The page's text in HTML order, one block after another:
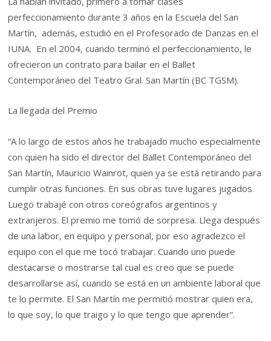
perfeccionamiento durante 3 años en la Escuela del San
Martín, además, estudió en el Profesorado de Danzas en el
IUNA. En el 2004, cuando terminó el perfeccionamiento, le
ofrecieron un contrato para bailar en el Ballet
Contemporáneo del Teatro Gral. San Martín (BC TGSM).
La llegada del Premio
“A lo largo de estos años he trabajado mucho especialmente
con quien ha sido el director del Ballet Contemporáneo del
San Martín, Mauricio Wainrot, quien ya se está retirando para
cumplir otras funciones. En sus obras tuve lugares jugados.
Luego trabajé con otros coreógrafos argentinos y
extranjeros. El premio me tomó de sorpresa. Llega después
de una labor, en equipo y personal, por eso agradezco el
equipo con el que me tocó trabajar. Cuando uno puede
destacarse o mostrarse tal cual es creo que se puede
desarrollarse así, cuando se está en un ambiente laboral que
te lo permite. El San Martín me permitió mostrar quien era,
lo que soy, lo que traigo y lo que tengo que aprender”.